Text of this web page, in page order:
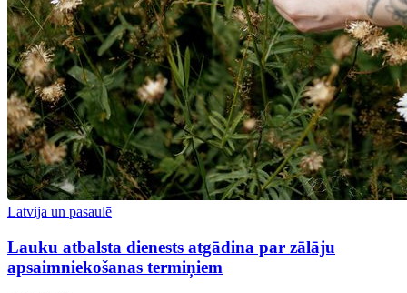
Latvija un pasaulē
Lauku atbalsta dienests atgādina par zālāju
apsaimniekošanas termiņiem